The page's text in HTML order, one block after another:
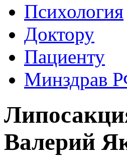
Психология
Доктору
Пациенту
Минздрав
Валерий